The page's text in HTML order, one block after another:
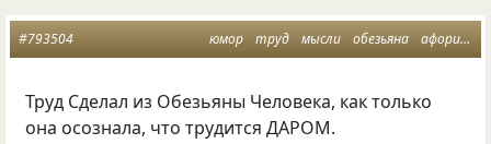
юмор труд мысли обезьяна афоризмусы
#793504
Труд Сделал из Обезьяны Человека, как только
она осознала, что трудится ДАРОМ.